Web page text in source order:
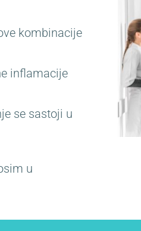
kombinacije
inflamacije
se sastoji u
u